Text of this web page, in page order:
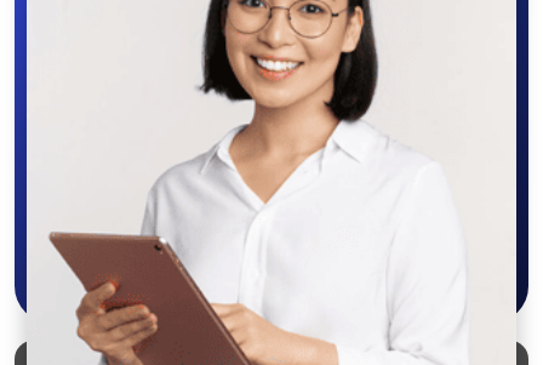
Скачайте приложение в Google Play –
крутите колесо фортуны, выигрывайте
бонусы, удобно ищите и размещайте
объявления - все это в нашем мобильном
приложении SALEX!
Скачать в Google Play